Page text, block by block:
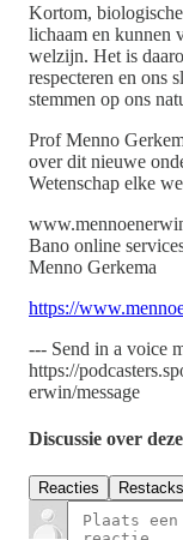
Kortom,
lichaam en kunnen
welzijn. Het is
respecteren en ons
stemmen op ons
Prof Menno
over dit nieuwe
Wetenschap elke
Bano online
Menno Gerkema
⁠https://
--- Send in a voice
https://
erwin/message
Discussie over
Reacties Restacks